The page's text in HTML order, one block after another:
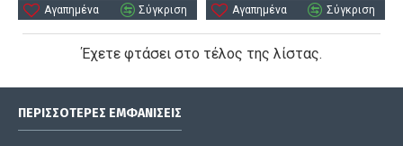
Αγαπημένα Σύγκριση Αγαπημένα Σύγκριση
Έχετε φτάσει στο τέλος της λίστας.
ΠΕΡΙΣΣΌΤΕΡΕΣ ΕΜΦΑΝΊΣΕΙΣ